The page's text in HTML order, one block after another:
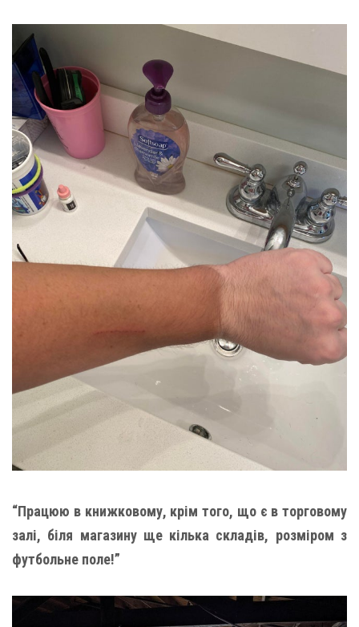
“Працюю в книжковому, крім того, що є в торговому
залі, біля магазину ще кілька складів, розміром з
футбольне поле!”